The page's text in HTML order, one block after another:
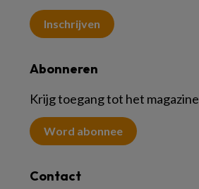
Inschrijven
Abonneren
Krijg toegang tot het magazine
Word abonnee
Contact